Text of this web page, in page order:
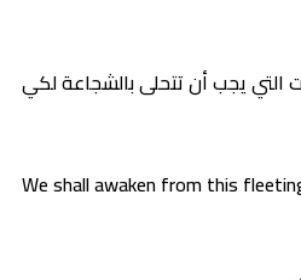
التي يجب أن تتحلى بالشجاعة لكي
We shall awaken from this